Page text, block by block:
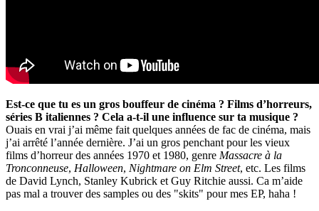
Est-ce que tu es un gros bouffeur de cinéma ? Films d’horreurs,
séries B italiennes ? Cela a-t-il une influence sur ta musique ?
Ouais en vrai j’ai même fait quelques années de fac de cinéma, mais
j’ai arrêté l’année dernière. J’ai un gros penchant pour les vieux
films d’horreur des années 1970 et 1980, genre Massacre à la
Tronconneuse, Halloween, Nightmare on Elm Street, etc. Les films
de David Lynch, Stanley Kubrick et Guy Ritchie aussi. Ca m’aide
pas mal a trouver des samples ou des "skits" pour mes EP, haha !